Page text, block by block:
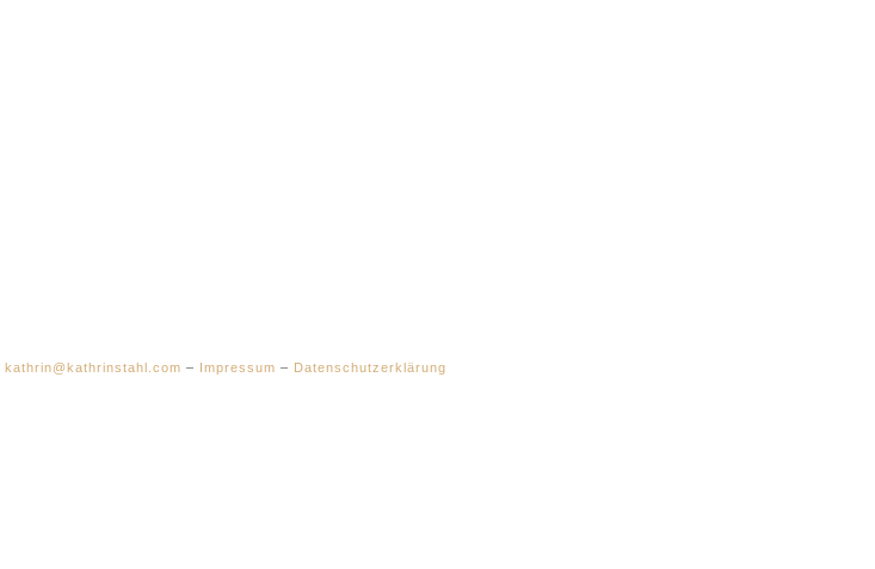
kathrin@kathrinstahl.com – Impressum – Datenschutzerklärung